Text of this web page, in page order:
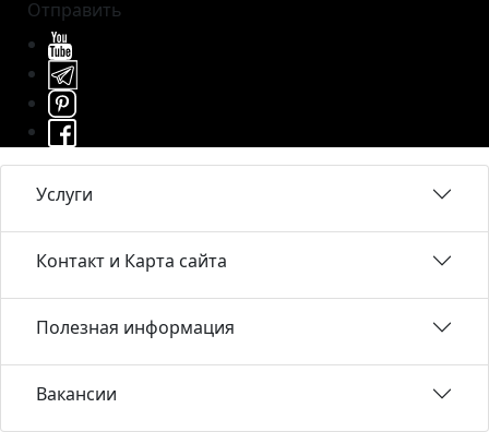
Отправить
Услуги
Контакт и Карта сайта
Полезная информация
Вакансии